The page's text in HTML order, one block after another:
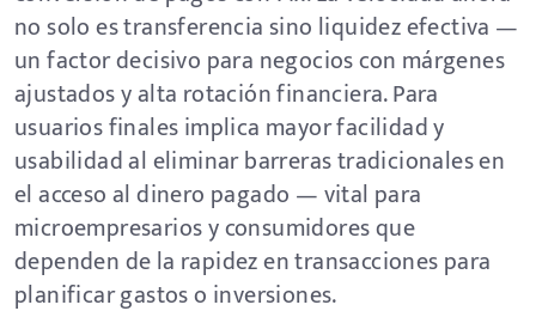
no solo es transferencia sino liquidez efectiva —
un factor decisivo para negocios con márgenes
ajustados y alta rotación financiera. Para
usuarios finales implica mayor facilidad y
usabilidad al eliminar barreras tradicionales en
el acceso al dinero pagado — vital para
microempresarios y consumidores que
dependen de la rapidez en transacciones para
planificar gastos o inversiones.